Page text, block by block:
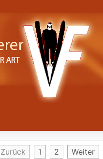
Zurück 1 2 Weiter